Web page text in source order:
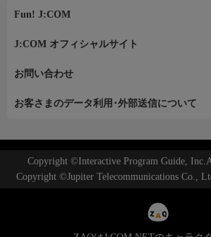
Fun! J:COM
J:COM オフィシャルサイト
お問い合わせ
お客さまのデータ利用･外部送信について
Copyright ©Interactive Program Guide,
Copyright ©Jupiter Telecommunications Co.,